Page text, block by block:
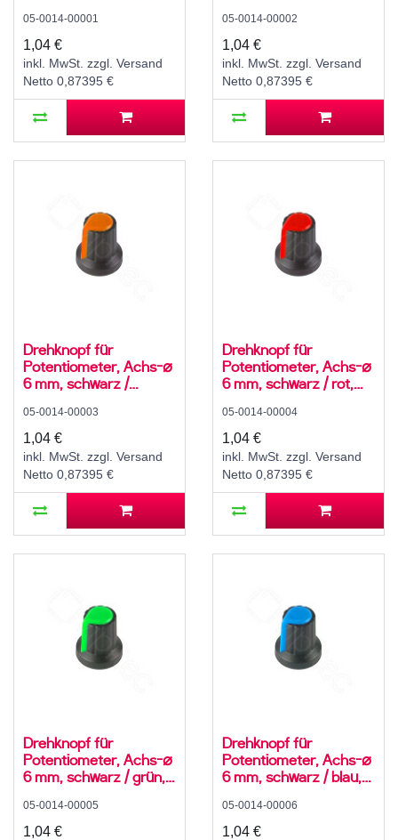
05-0014-00001
1,04 €
inkl. MwSt. zzgl. Versand
Netto 0,87395 €
05-0014-00002
1,04 €
inkl. MwSt. zzgl. Versand
Netto 0,87395 €
Drehknopf für
Potentiometer, Achs-⌀
6 mm, schwarz /
05-0014-00003
1,04 €
inkl. MwSt. zzgl. Versand
Netto 0,87395 €
Drehknopf für
Potentiometer, Achs-⌀
6 mm, schwarz / rot,
05-0014-00004
1,04 €
inkl. MwSt. zzgl. Versand
Netto 0,87395 €
Drehknopf für
Potentiometer, Achs-⌀
6 mm, schwarz / grün,
05-0014-00005
1,04 €
Drehknopf für
Potentiometer, Achs-⌀
6 mm, schwarz / blau,
05-0014-00006
1,04 €